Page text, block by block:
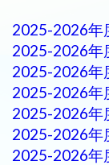
2025-2026年
2025-2026年
2025-2026年
2025-2026年
2025-2026年
2025-2026年
2025-2026年